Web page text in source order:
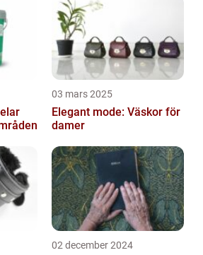
03 mars 2025
Elegant mode: Väskor för
damer
02 december 2024